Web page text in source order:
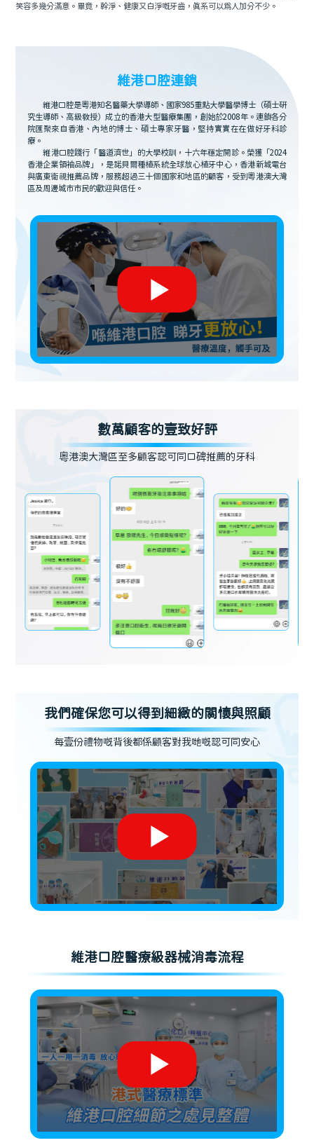
笑容多幾分滿意。畢竟，幹淨、健康又白淨嘅牙齒，真系可以爲人加分不少。
維港口腔連鎖
維港口腔是粵港知名醫藥大學導師、國家985重點大學醫學博士（碩士研
究生導師、高級教授）成立的香港大型醫療集團，創始於2008年。連鎖各分
院匯聚來自香港、內地的博士、碩士專家牙醫，堅持實實在在做好牙科診
療。
維港口腔踐行「醫道濟世」的大學校訓，十六年穩定開診。榮獲「2024
香港企業領袖品牌」，是諾貝爾種植系統全球放心植牙中心，香港新城電台
與廣東衛視推薦品牌，服務超過三十個國家和地區的顧客，受到粵港澳大灣
區及周邊城市市民的歡迎與信任。
數萬顧客的壹致好評
粵港澳大灣區至多顧客認可同口碑推薦的牙科
我們確保您可以得到細緻的關懷與照顧
每壹份禮物嘅背後都係顧客對我哋嘅認可同安心
維港口腔醫療級器械消毒流程